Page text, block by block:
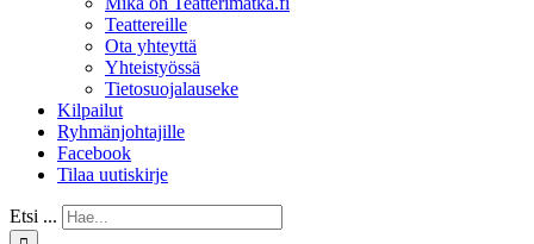
Teattereille
Ota yhteyttä
Yhteistyössä
Tietosuojalauseke
Kilpailut
Ryhmänjohtajille
Facebook
Tilaa uutiskirje
Etsi ...